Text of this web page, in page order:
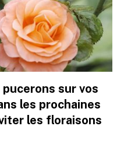
sur vos
les prochaines
les floraisons